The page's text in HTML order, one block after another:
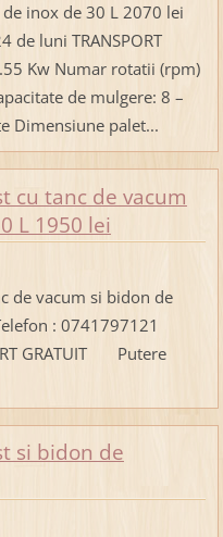
inox de 30 L 2070 lei
de luni TRANSPORT
Kw Numar rotatii (rpm)
de mulgere: 8 –
Dimensiune palet...
cu tanc de vacum
L 1950 lei
de vacum si bidon de
: 0741797121
GRATUIT Putere
si bidon de